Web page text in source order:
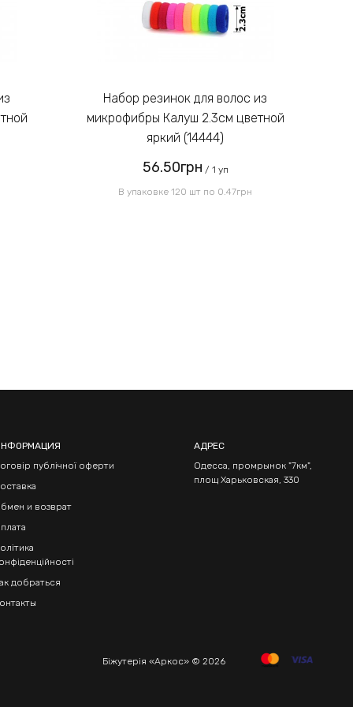
Отправить
Набор резинок для волос из
микрофибры Калуш 2.3см цветной
яркий (14444)
56.50грн / 1 уп
В упаковке 120 шт по 0.47грн
публічної оферти
и возврат
добраться
АДРЕС
Одесса, промрынок "7км",
площ Харьковская, 330
Біжутерія «Аркос» © 2026